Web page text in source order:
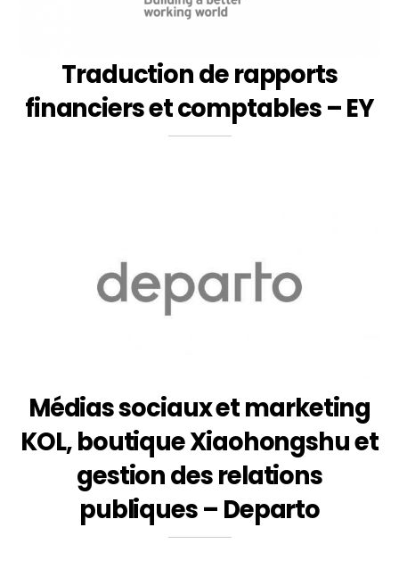
Traduction de rapports
financiers et comptables – EY
Médias sociaux et marketing
KOL, boutique Xiaohongshu et
gestion des relations
publiques – Departo